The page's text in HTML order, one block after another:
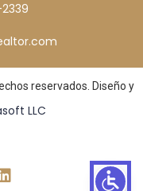
reservados. Diseño y